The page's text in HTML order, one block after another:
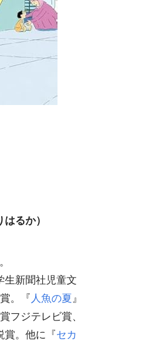
るか）
生新聞社児童文
。『 人魚の夏』
フジテレビ賞、
賞。他に『セカ